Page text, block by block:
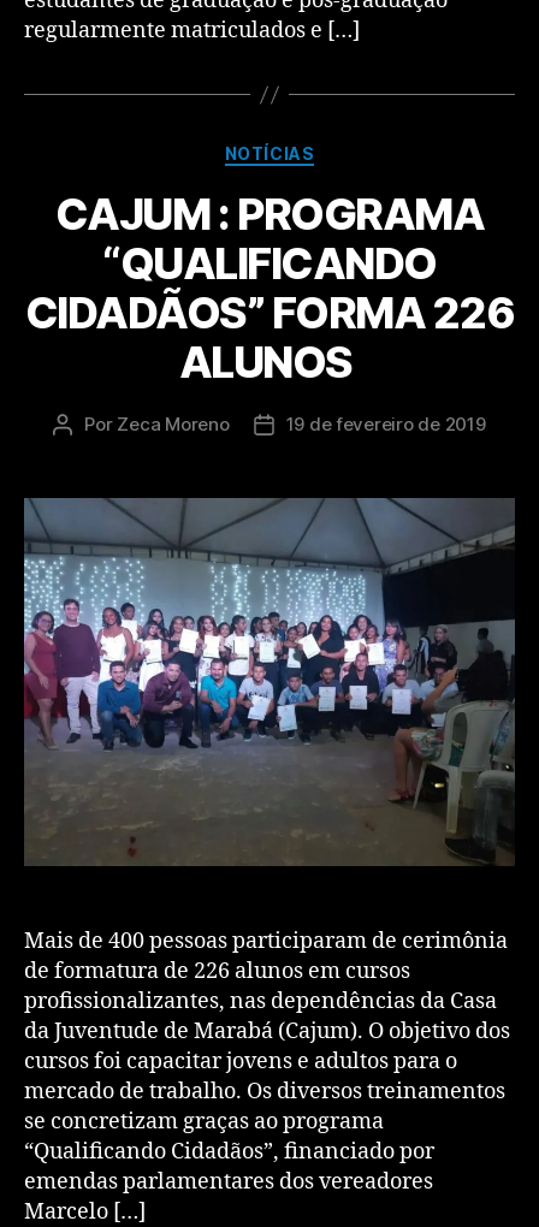
regularmente matriculados e […]
NOTÍCIAS
CAJUM : PROGRAMA
“QUALIFICANDO
CIDADÃOS” FORMA 226
ALUNOS
Por Zeca Moreno 19 de fevereiro de 2019
Mais de 400 pessoas participaram de cerimônia
de formatura de 226 alunos em cursos
profissionalizantes, nas dependências da Casa
da Juventude de Marabá (Cajum). O objetivo dos
cursos foi capacitar jovens e adultos para o
mercado de trabalho. Os diversos treinamentos
se concretizam graças ao programa
“Qualificando Cidadãos”, financiado por
emendas parlamentares dos vereadores
Marcelo […]